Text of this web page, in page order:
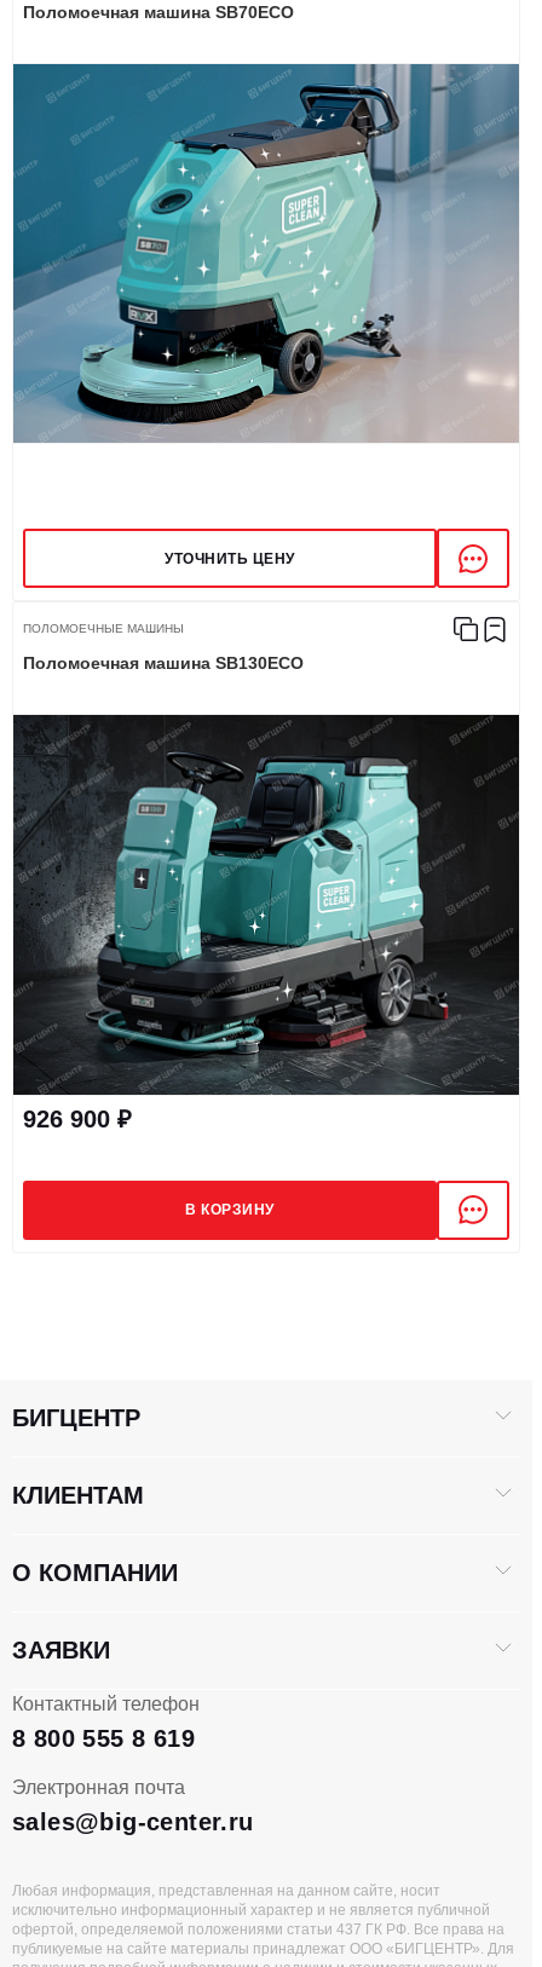
Поломоечная машина SB70ECO
УТОЧНИТЬ ЦЕНУ
ПОЛОМОЕЧНЫЕ МАШИНЫ
Поломоечная машина SB130ECO
926 900 ₽
В КОРЗИНУ
Контактный телефон
8 800 555 8 619
Электронная почта
sales@big-center.ru
БИГЦЕНТР
КЛИЕНТАМ
О КОМПАНИИ
ЗАЯВКИ
Любая информация, представленная на данном сайте, носит
исключительно информационный характер и не является публичной
офертой, определяемой положениями статьи 437 ГК РФ. Все права на
публикуемые на сайте материалы принадлежат ООО «БИГЦЕНТР». Для